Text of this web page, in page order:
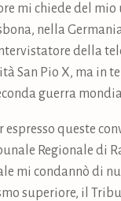
mi chiede del mio
nella
della
San Pio X, ma in
guerra
espresso queste
Regionale di
mi condannò di
superiore, il